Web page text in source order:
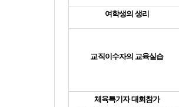
여학생의 생리
교직이수자의 교육실습
체육특기자 대회참가